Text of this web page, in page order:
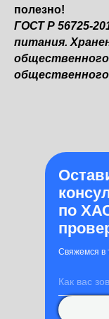
полезно!
ГОСТ Р 56725-
питания.
по
Свяжемся в